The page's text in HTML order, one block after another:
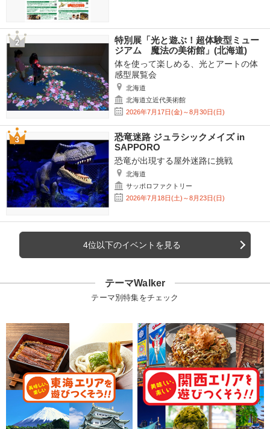
特別展「光と遊ぶ！超体験型ミュー
ジアム 魔法の美術館」(北海道)
体を使って楽しめる、光とアートの体
感型展覧会
北海道
北海道立近代美術館
2026年7月17日(金)～8月30日(日)
恐竜迷路 ジュラシックメイズ in
SAPPORO
恐竜が出現する屋外迷路に挑戦
北海道
サッポロファクトリー
2026年7月18日(土)～8月23日(日)
4位以下のイベントを見る
テーマWalker
テーマ別特集をチェック